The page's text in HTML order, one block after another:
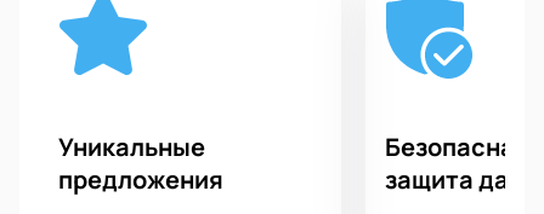
Купить билеты на матч «Швейцария» - «Бразилия»,
вы можете на нашем сайте. Оставьте нам заявку, в
которой укажите места и дату. После оплаты на
Уникальные
предложения
Безопасная
защита